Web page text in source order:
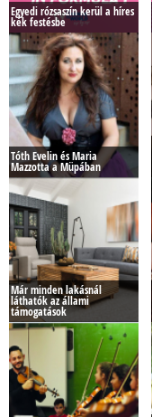
Egyedi rózsaszín kerül a híres
kék festésbe
Tóth Evelin és Maria
Mazzotta a Müpában
Már minden lakásnál
láthatók az állami
támogatások